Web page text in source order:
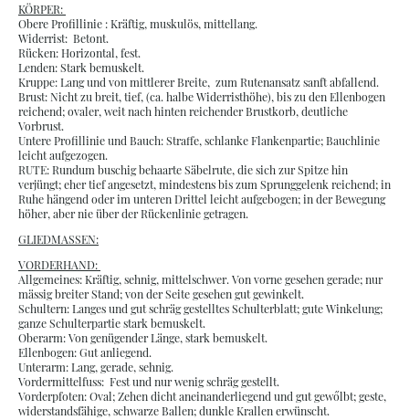
KÖRPER:
Obere Profillinie : Kräftig, muskulös, mittellang.
Widerrist: Betont.
Rücken: Horizontal, fest.
Lenden: Stark bemuskelt.
Kruppe: Lang und von mittlerer Breite, zum Rutenansatz sanft abfallend.
Brust: Nicht zu breit, tief, (ca. halbe Widerristhöhe), bis zu den Ellenbogen
reichend; ovaler, weit nach hinten reichender Brustkorb, deutliche
Vorbrust.
Untere Profillinie und Bauch: Straffe, schlanke Flankenpartie; Bauchlinie
leicht aufgezogen.
RUTE: Rundum buschig behaarte Säbelrute, die sich zur Spitze hin
verjüngt; eher tief angesetzt, mindestens bis zum Sprunggelenk reichend; in
Ruhe hängend oder im unteren Drittel leicht aufgebogen; in der Bewegung
höher, aber nie über der Rückenlinie getragen.
GLIEDMASSEN:
VORDERHAND:
Allgemeines: Kräftig, sehnig, mittelschwer. Von vorne gesehen gerade; nur
mässig breiter Stand; von der Seite gesehen gut gewinkelt.
Schultern: Langes und gut schräg gestelltes Schulterblatt; gute Winkelung;
ganze Schulterpartie stark bemuskelt.
Oberarm: Von genügender Länge, stark bemuskelt.
Ellenbogen: Gut anliegend.
Unterarm: Lang, gerade, sehnig.
Vordermittelfuss: Fest und nur wenig schräg gestellt.
Vorderpfoten: Oval; Zehen dicht aneinanderliegend und gut gewőlbt; geste,
widerstandsfähige, schwarze Ballen; dunkle Krallen erwünscht.